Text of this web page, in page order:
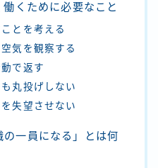
くために必要なこと
とを考える
気を観察する
で返す
丸投げしない
失望させない
一員になる」とは何